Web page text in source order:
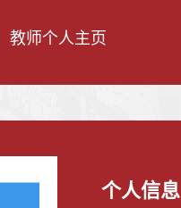
教师个人主页
个人信息